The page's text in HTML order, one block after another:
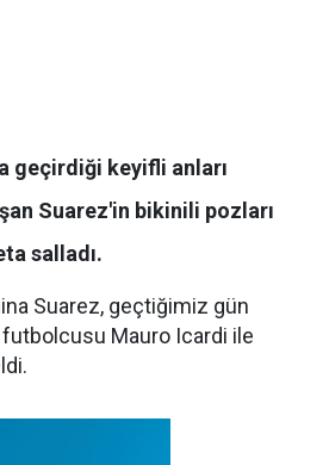
geçirdiği keyifli anları
Suarez'in bikinili pozları
salladı.
Suarez, geçtiğimiz gün
futbolcusu Mauro Icardi ile